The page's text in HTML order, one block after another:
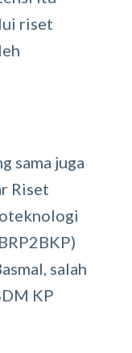
riset
sama juga
Riset
salah
KP